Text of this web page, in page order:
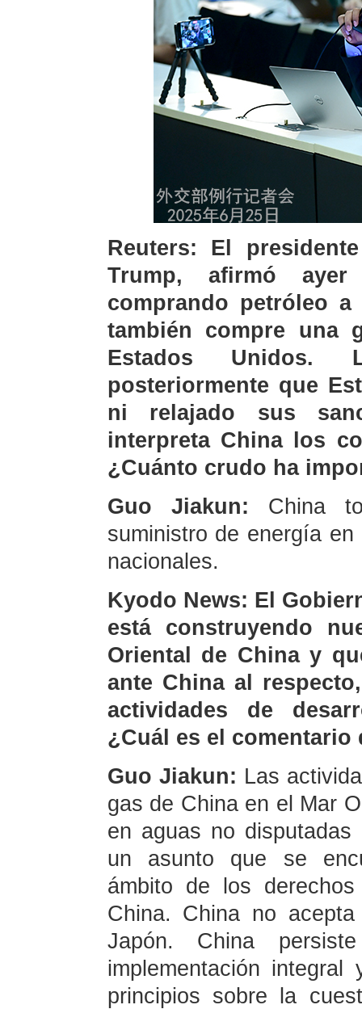
Reuters: El
Trump, afirmó
comprando petróleo
también compre una
Estados Unidos.
posteriormente que
ni relajado sus
interpreta China los
¿Cuánto crudo ha
Guo Jiakun: China
suministro de energía
nacionales.
Kyodo News: El
está construyendo
Oriental de China y
ante China al
actividades de
¿Cuál es el comentario
Guo Jiakun: Las
gas de China en el Mar
en aguas no
un asunto que se
ámbito de los
China. China no
Japón. China
implementación
principios sobre la